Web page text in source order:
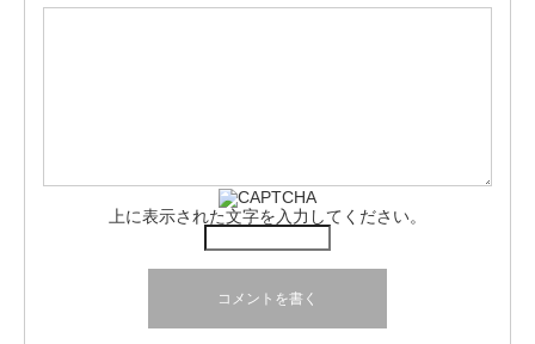
上に表示された文字を入力してください。